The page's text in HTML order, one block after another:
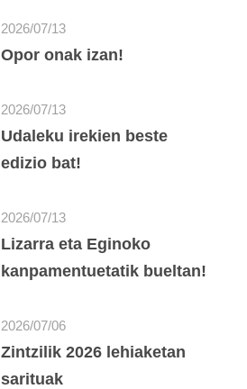
2026/07/13
Opor onak izan!
2026/07/13
Udaleku irekien beste
edizio bat!
2026/07/13
Lizarra eta Eginoko
kanpamentuetatik bueltan!
2026/07/06
Zintzilik 2026 lehiaketan
sarituak